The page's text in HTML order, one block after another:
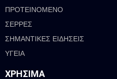
ΠΡΟΤΕΙΝΟΜΕΝΟ
ΣΕΡΡΕΣ
ΣΗΜΑΝΤΙΚΕΣ ΕΙΔΗΣΕΙΣ
ΥΓΕΙΑ
ΧΡΉΣΙΜΑ